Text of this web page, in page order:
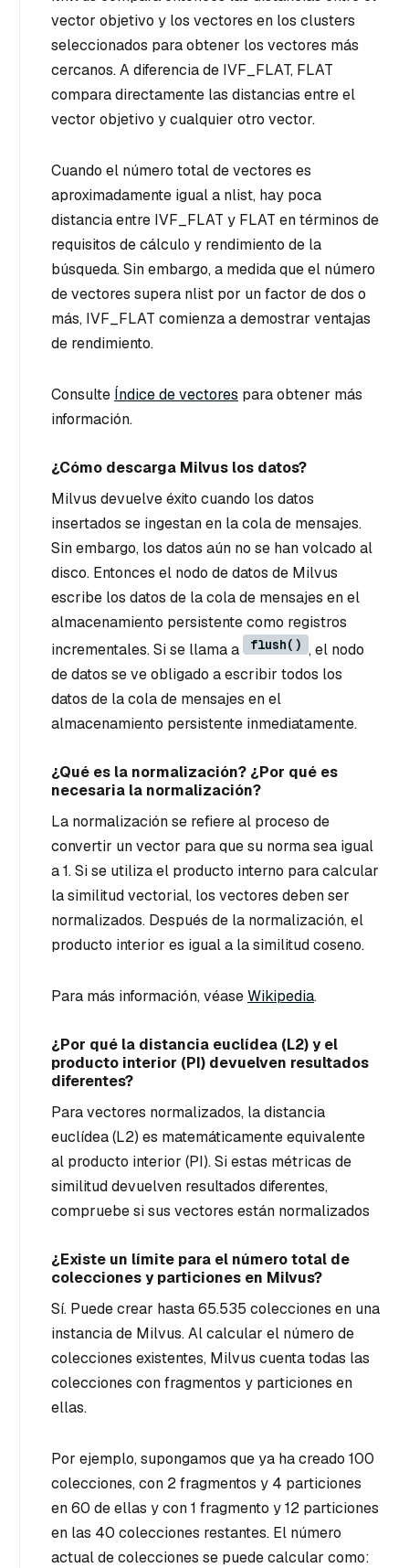
vector objetivo y los vectores en los clusters
seleccionados para obtener los vectores más
cercanos. A diferencia de IVF_FLAT, FLAT
compara directamente las distancias entre el
vector objetivo y cualquier otro vector.
Cuando el número total de vectores es
aproximadamente igual a nlist, hay poca
distancia entre IVF_FLAT y FLAT en términos de
requisitos de cálculo y rendimiento de la
búsqueda. Sin embargo, a medida que el número
de vectores supera nlist por un factor de dos o
más, IVF_FLAT comienza a demostrar ventajas
de rendimiento.
Consulte Índice de vectores para obtener más
información.
¿Cómo descarga Milvus los datos?
Milvus devuelve éxito cuando los datos
insertados se ingestan en la cola de mensajes.
Sin embargo, los datos aún no se han volcado al
disco. Entonces el nodo de datos de Milvus
escribe los datos de la cola de mensajes en el
almacenamiento persistente como registros
incrementales. Si se llama a
flush() , el nodo
de datos se ve obligado a escribir todos los
datos de la cola de mensajes en el
almacenamiento persistente inmediatamente.
¿Qué es la normalización? ¿Por qué es
necesaria la normalización?
La normalización se refiere al proceso de
convertir un vector para que su norma sea igual
a 1. Si se utiliza el producto interno para calcular
la similitud vectorial, los vectores deben ser
normalizados. Después de la normalización, el
producto interior es igual a la similitud coseno.
Para más información, véaseWikipedia.
¿Por qué la distancia euclídea (L2) y el
producto interior (PI) devuelven resultados
diferentes?
Para vectores normalizados, la distancia
euclídea (L2) es matemáticamente equivalente
al producto interior (PI). Si estas métricas de
similitud devuelven resultados diferentes,
compruebe si sus vectores están normalizados
¿Existe un límite para el número total de
colecciones y particiones en Milvus?
Sí. Puede crear hasta 65.535 colecciones en una
instancia de Milvus. Al calcular el número de
colecciones existentes, Milvus cuenta todas las
colecciones con fragmentos y particiones en
ellas.
Por ejemplo, supongamos que ya ha creado 100
colecciones, con 2 fragmentos y 4 particiones
en 60 de ellas y con 1 fragmento y 12 particiones
en las 40 colecciones restantes. El número
actual de colecciones se puede calcular como: